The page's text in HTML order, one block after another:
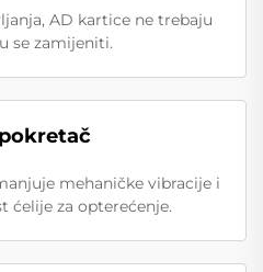
AD kartice ne trebaju
se zamijeniti.
mehaničke vibracije i
ćelije za opterećenje.